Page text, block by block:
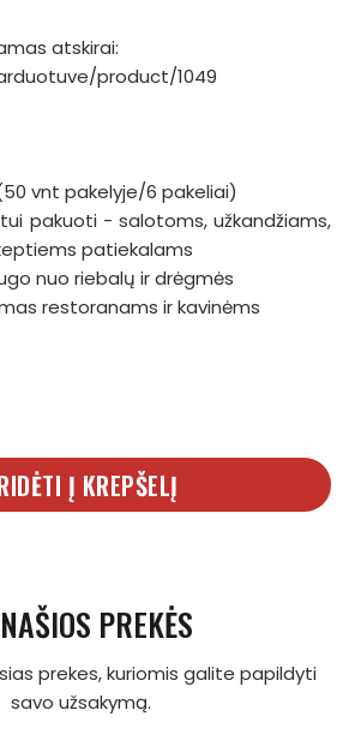
atskirai:
product/1049
vnt pakelyje/6 pakeliai)
pakuoti - salotoms, užkandžiams,
patiekalams
nuo riebalų ir drėgmės
restoranams ir kavinėms
Į KREPŠELĮ
PREKĖS
prekes, kuriomis galite papildyti
savo užsakymą.